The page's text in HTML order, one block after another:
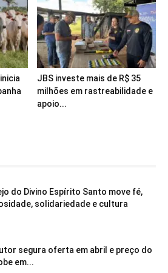
JBS investe mais de R$ 35
milhões em rastreabilidade e
apoio...
do Divino Espírito Santo move fé,
solidariedade e cultura
segura oferta em abril e preço do
em...